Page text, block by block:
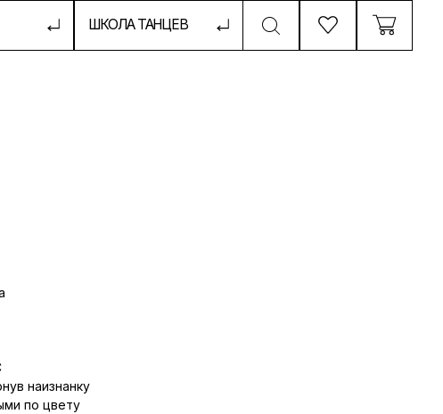
ШКОЛА ТАНЦЕВ
наизнанку
по цвету